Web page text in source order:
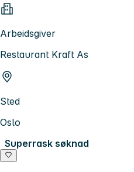
Arbeidsgiver
Restaurant Kraft As
Sted
Oslo
Superrask søknad